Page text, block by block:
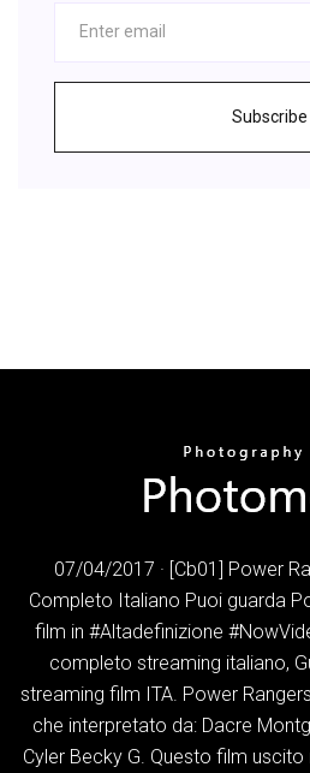
Subscribe
07/04/2017 · [Cb01] Power
Completo Italiano Puoi guarda
film in #Altadefinizione
completo streaming italiano,
streaming film ITA. Power
che interpretato da: Dacre
Cyler Becky G. Questo film uscito